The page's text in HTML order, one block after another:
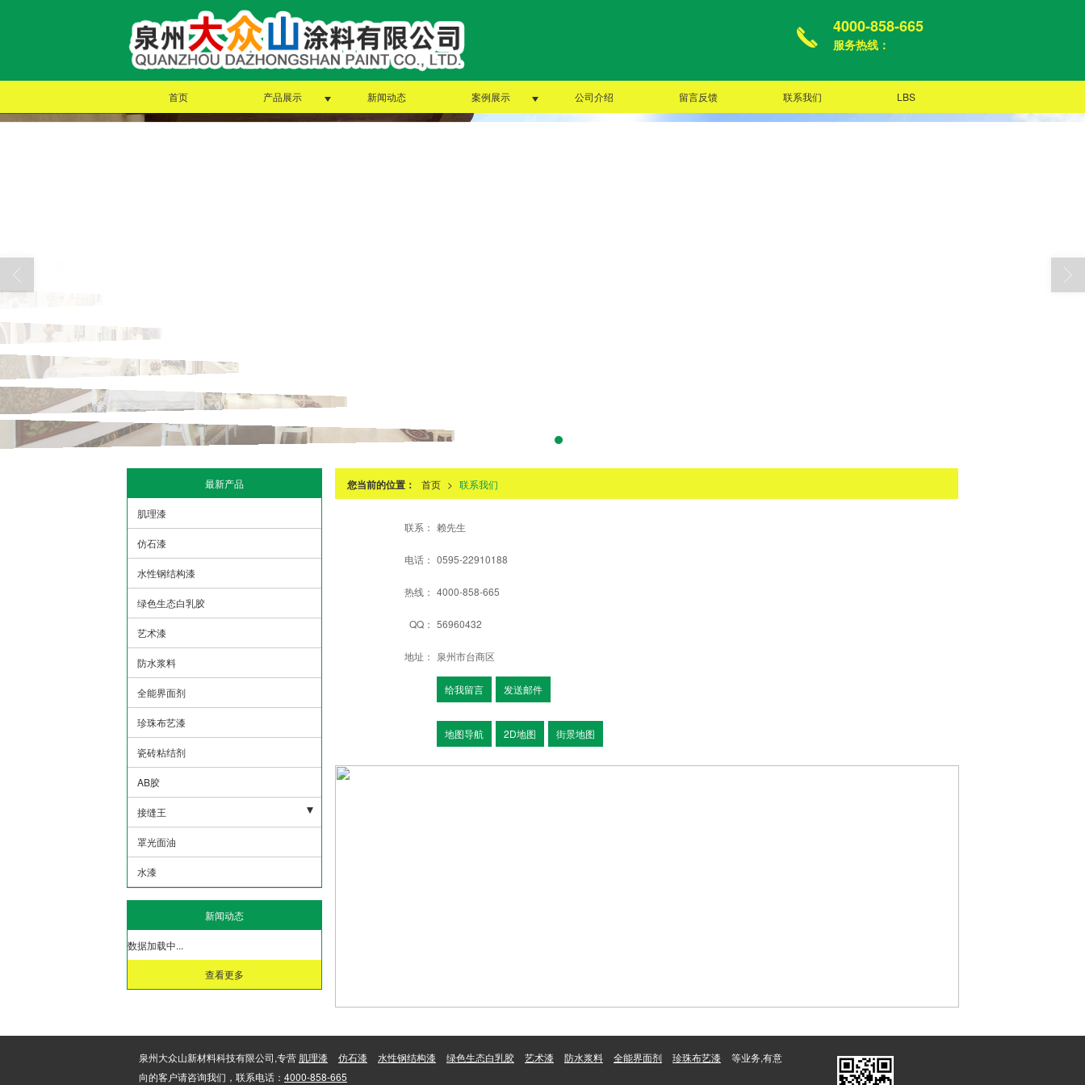
4000-858-665
服务热线：
首页 产品展示 新闻动态 案例展示 公司介绍 留言反馈 联系我们 LBS
您当前的位置： 首页 > 联系我们
联系： 赖先生
电话： 0595-22910188
热线： 4000-858-665
QQ： 56960432
地址： 泉州市台商区
给我留言 发送邮件
地图导航 2D地图 街景地图
最新产品
肌理漆
仿石漆
水性钢结构漆
绿色生态白乳胶
艺术漆
防水浆料
全能界面剂
珍珠布艺漆
瓷砖粘结剂
AB胶
接缝王
大众山接缝王
罩光面油
水漆
新闻动态
数据加载中...
查看更多
泉州大众山新材料科技有限公司,专营 肌理漆 仿石漆 水性钢结构漆 绿色生态白乳胶 艺术漆 防水浆料 全能界面剂 珍珠布艺漆
等业务,有意
向的客户请咨询我们，联系电话： 4000-858-665